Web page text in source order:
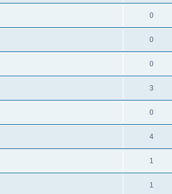
0
0
0
3
0
4
1
1